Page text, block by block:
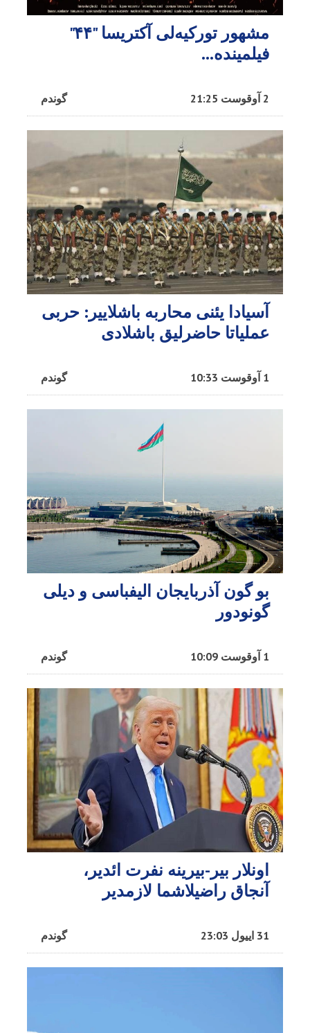
مشهور تورکیه‌لی آکتریسا "۴۴"
فیلمینده...
گوندم 2 آوقوست 21:25
آسیادا یئنی محاربه باشلاییر: حربی
عملیاتا حاضرلیق باشلادی
گوندم 1 آوقوست 10:33
بو گون آذربایجان الیفباسی و دیلی
گونودور
گوندم 1 آوقوست 10:09
اونلار بیر-بیرینه نفرت ائدیر،
آنجاق راضیلاشما لازمدیر
گوندم 31 اییول 23:03